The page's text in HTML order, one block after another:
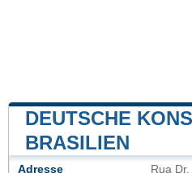
DEUTSCHE
BRASILIEN
Adresse
Rua